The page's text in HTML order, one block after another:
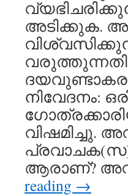
അടിക്കുക.
നിവേദനം:
വിഷമിച്ചു.
ആരാണ്?
reading →